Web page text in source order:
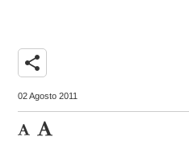
share
02 Agosto 2011